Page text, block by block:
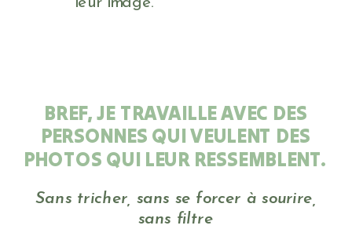
BREF, JE TRAVAILLE AVEC DES
PERSONNES QUI VEULENT DES
PHOTOS QUI LEUR RESSEMBLENT.
Sans tricher, sans se forcer à sourire,
sans filtre